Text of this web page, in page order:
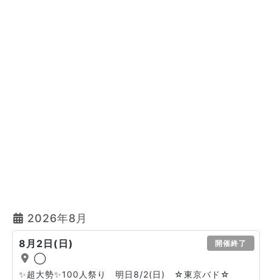
2026年8月
8月2日(日) 開催終了
◯
✨超大勢✨100人祭り 明日8/2(日) ☆東京バド☆